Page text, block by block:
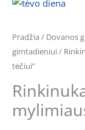
Pradžia / Dovanos
gimtadieniui/
tėčiui”